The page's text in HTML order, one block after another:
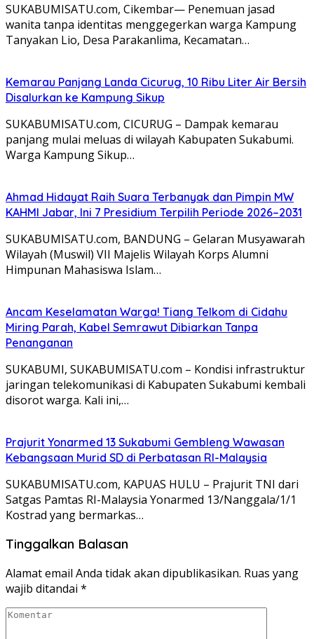
SUKABUMISATU.com, Cikembar— Penemuan jasad
wanita tanpa identitas menggegerkan warga Kampung
Tanyakan Lio, Desa Parakanlima, Kecamatan…
Kemarau Panjang Landa Cicurug, 10 Ribu Liter Air Bersih
Disalurkan ke Kampung Sikup
SUKABUMISATU.com, CICURUG – Dampak kemarau
panjang mulai meluas di wilayah Kabupaten Sukabumi.
Warga Kampung Sikup…
Ahmad Hidayat Raih Suara Terbanyak dan Pimpin MW
KAHMI Jabar, Ini 7 Presidium Terpilih Periode 2026–2031
SUKABUMISATU.com, BANDUNG – Gelaran Musyawarah
Wilayah (Muswil) VII Majelis Wilayah Korps Alumni
Himpunan Mahasiswa Islam…
Ancam Keselamatan Warga! Tiang Telkom di Cidahu
Miring Parah, Kabel Semrawut Dibiarkan Tanpa
Penanganan
SUKABUMI, SUKABUMISATU.com – Kondisi infrastruktur
jaringan telekomunikasi di Kabupaten Sukabumi kembali
disorot warga. Kali ini,…
Prajurit Yonarmed 13 Sukabumi Gembleng Wawasan
Kebangsaan Murid SD di Perbatasan RI-Malaysia
SUKABUMISATU.com, KAPUAS HULU – Prajurit TNI dari
Satgas Pamtas RI-Malaysia Yonarmed 13/Nanggala/1/1
Kostrad yang bermarkas…
Tinggalkan Balasan
Alamat email Anda tidak akan dipublikasikan. Ruas yang
wajib ditandai *